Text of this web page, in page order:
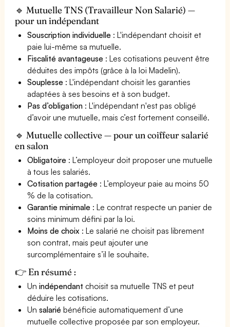
🔹 Mutuelle TNS (Travailleur Non Salarié) —
pour un indépendant
Souscription individuelle : L'indépendant choisit et
paie lui-même sa mutuelle.
Fiscalité avantageuse : Les cotisations peuvent être
déduites des impôts (grâce à la loi Madelin).
Souplesse : L'indépendant choisit les garanties
adaptées à ses besoins et à son budget.
Pas d’obligation : L'indépendant n'est pas obligé
d’avoir une mutuelle, mais c’est fortement conseillé.
🔹 Mutuelle collective — pour un coiffeur salarié
en salon
Obligatoire : L’employeur doit proposer une mutuelle
à tous les salariés.
Cotisation partagée : L’employeur paie au moins 50
% de la cotisation.
Garantie minimale : Le contrat respecte un panier de
soins minimum défini par la loi.
Moins de choix : Le salarié ne choisit pas librement
son contrat, mais peut ajouter une
surcomplémentaire s’il le souhaite.
👉 En résumé :
Unindépendant choisit sa mutuelle TNS et peut
déduire les cotisations.
Unsalarié bénéficie automatiquement d’une
mutuelle collective proposée par son employeur.